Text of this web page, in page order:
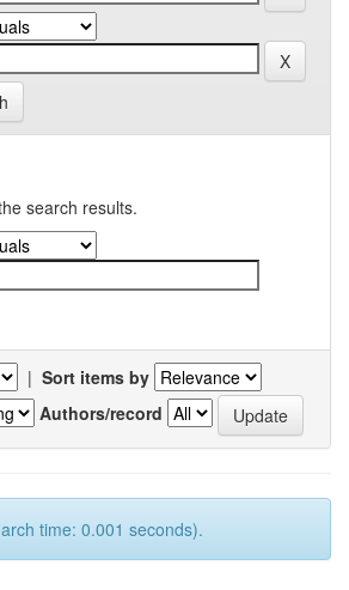
search results.
| Sort items by
Authors/record
time: 0.001 seconds).